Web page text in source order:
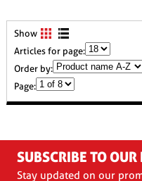
Show
Articles for page:
Order by:
Page:
SUBSCRIBE TO
Stay updated on our